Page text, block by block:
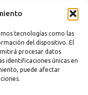
tecnologías como las
del dispositivo. El
procesar datos
identificaciones únicas en
puede afectar